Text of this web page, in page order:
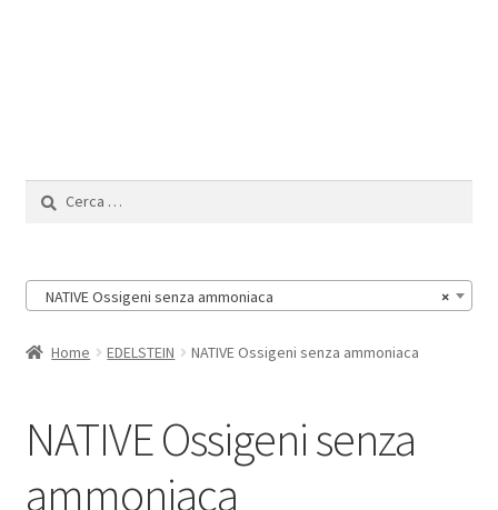
×
NATIVE Ossigeni senza ammoniaca
Home EDELSTEIN NATIVE Ossigeni senza ammoniaca
NATIVE Ossigeni senza
ammoniaca